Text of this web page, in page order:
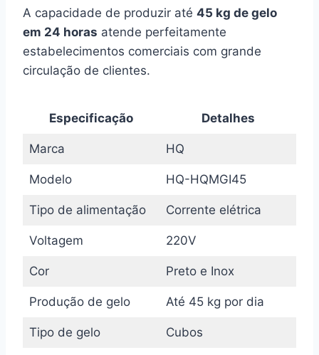
A capacidade de produzir até 45 kg de gelo
em 24 horas atende perfeitamente
estabelecimentos comerciais com grande
circulação de clientes.
Especificação Detalhes
Marca HQ
Modelo HQ-HQMGI45
Tipo de alimentação Corrente elétrica
Voltagem 220V
Cor Preto e Inox
Produção de gelo Até 45 kg por dia
Tipo de gelo Cubos